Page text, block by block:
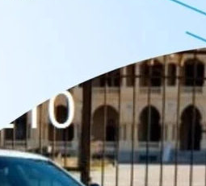
ت
ك
و
م
–
ع
ر